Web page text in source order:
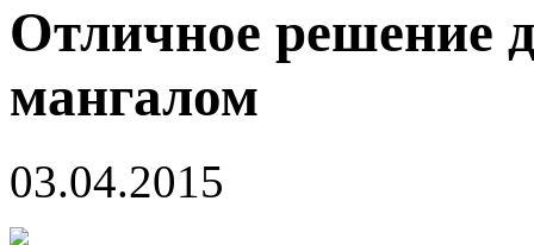
Отличное решение
мангалом
03.04.2015